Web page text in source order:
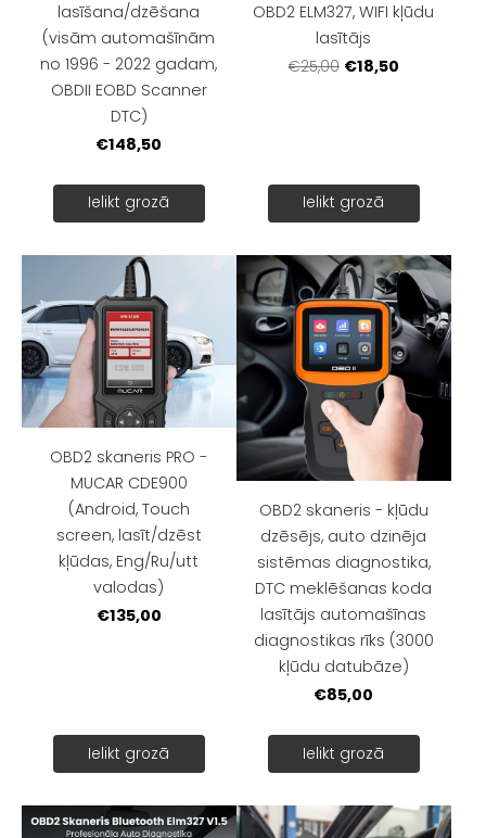
lasīšana/dzēšana
(visām automašīnām
no 1996 - 2022 gadam,
OBDII EOBD Scanner
DTC)
€148,50
Ielikt grozā
OBD2 ELM327, WIFI kļūdu
lasītājs
€25,00 €18,50
Ielikt grozā
OBD2 skaneris PRO -
MUCAR CDE900
(Android, Touch
screen, lasīt/dzēst
kļūdas, Eng/Ru/utt
valodas)
€135,00
Ielikt grozā
OBD2 skaneris - kļūdu
dzēsējs, auto dzinēja
sistēmas diagnostika,
DTC meklēšanas koda
lasītājs automašīnas
diagnostikas rīks (3000
kļūdu datubāze)
€85,00
Ielikt grozā